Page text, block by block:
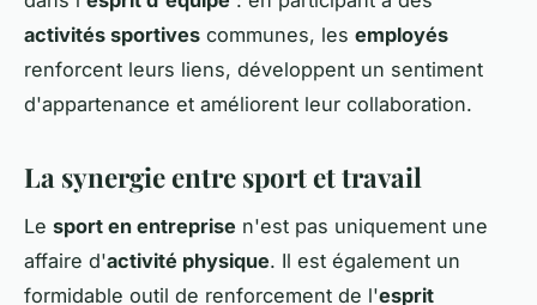
activités sportives communes, les employés
renforcent leurs liens, développent un sentiment
d'appartenance et améliorent leur collaboration.
La synergie entre sport et travail
Le sport en entreprise n'est pas uniquement une
affaire d'activité physique. Il est également un
formidable outil de renforcement de l'esprit